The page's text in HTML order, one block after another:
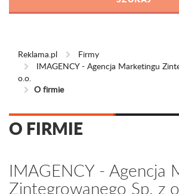
Reklama.pl
Firmy
IMAGENCY - Agencja Marketingu
o.o.
O firmie
O FIRMIE
IMAGENCY - Agencja
Zintegrowanego Sp. z